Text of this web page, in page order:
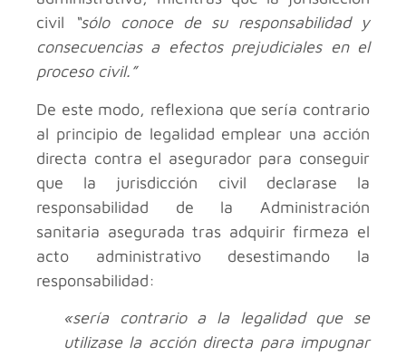
civil
“sólo conoce de su responsabilidad y
consecuencias a efectos prejudiciales en el
proceso civil.”
De este modo, reflexiona que sería contrario
al principio de legalidad emplear una acción
directa contra el asegurador para conseguir
que la jurisdicción civil declarase la
responsabilidad de la Administración
sanitaria asegurada tras adquirir firmeza el
acto administrativo desestimando la
responsabilidad:
«sería contrario a la legalidad que se
utilizase la acción directa para impugnar